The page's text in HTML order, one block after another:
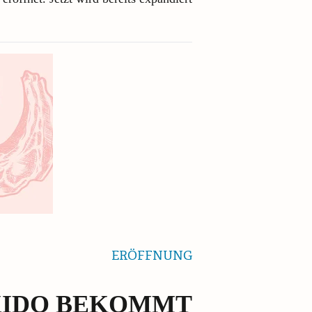
ERÖFFNUNG
BEKOMMT